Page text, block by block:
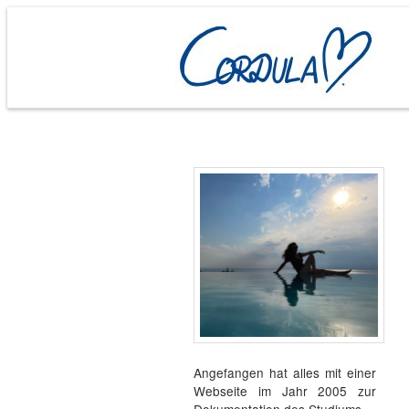
Angefangen hat alles mit einer
Webseite im Jahr 2005 zur